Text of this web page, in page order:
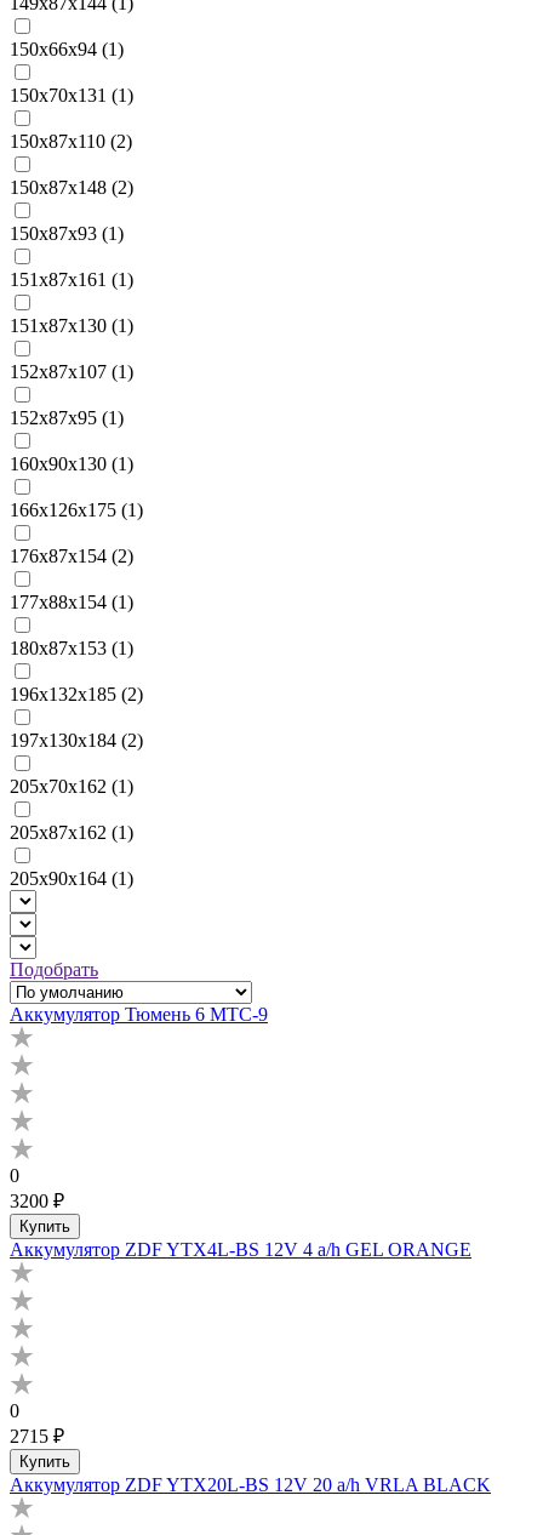
150х66х94 (1)
150х70х131 (1)
150х87х110 (2)
150х87х148 (2)
150х87х93 (1)
151х87x161 (1)
151х87х130 (1)
152х87х107 (1)
152х87х95 (1)
160х90х130 (1)
166х126х175 (1)
176х87x154 (2)
177х88х154 (1)
180х87х153 (1)
196х132х185 (2)
197х130х184 (2)
205х70х162 (1)
205х87x162 (1)
205х90х164 (1)
Подобрать
Аккумулятор Тюмень 6 МТС-9
0
3200 ₽
Купить
Аккумулятор ZDF YTX4L-BS 12V 4 a/h GEL ORANGE
0
2715 ₽
Купить
Аккумулятор ZDF YTX20L-BS 12V 20 a/h VRLA BLACK